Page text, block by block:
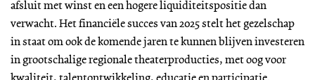
afsluit met winst en een hogere liquiditeitspositie dan
verwacht. Het financiële succes van 2025 stelt het gezelschap
in staat om ook de komende jaren te kunnen blijven investeren
in grootschalige regionale theaterproducties, met oog voor